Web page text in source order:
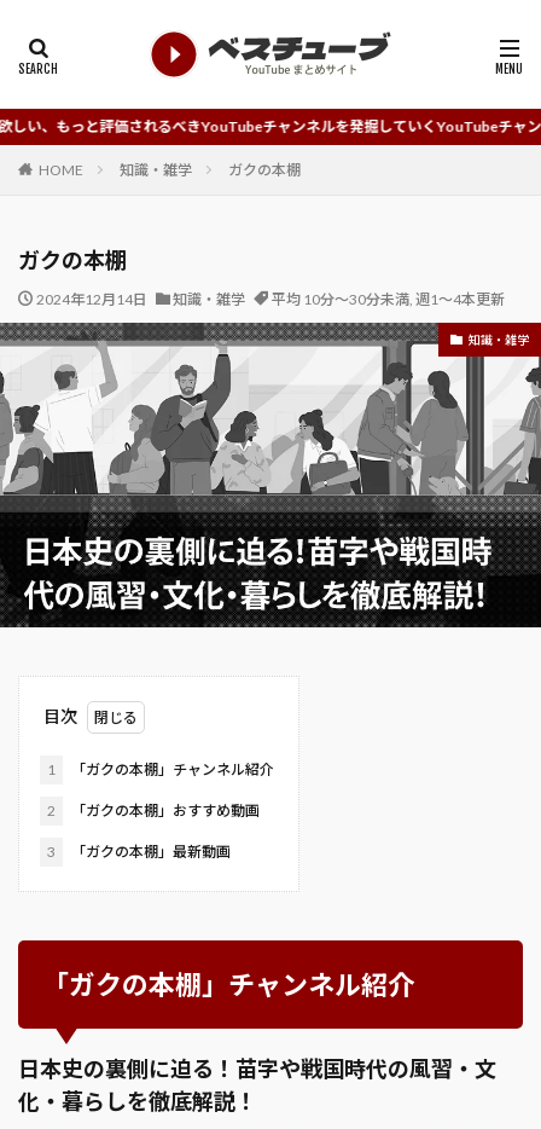
価されるべきYouTubeチャンネルを発掘していくYouTubeチャンネルまとめサイ
HOME 知識・雑学 ガクの本棚
ガクの本棚
2024年12月14日 知識・雑学 平均 10分～30分未満, 週1～4本更新
知識・雑学
目次
1 「ガクの本棚」チャンネル紹介
2 「ガクの本棚」おすすめ動画
3 「ガクの本棚」最新動画
「ガクの本棚」チャンネル紹介
日本史の裏側に迫る！苗字や戦国時代の風習・文
化・暮らしを徹底解説！